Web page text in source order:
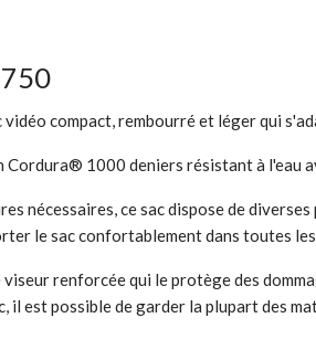
compact, rembourré et léger qui
Cordura® 1000 deniers résistant à l'eau
nécessaires, ce sac dispose de
le sac confortablement dans toutes
renforcée qui le protège des
il est possible de garder la plupart des